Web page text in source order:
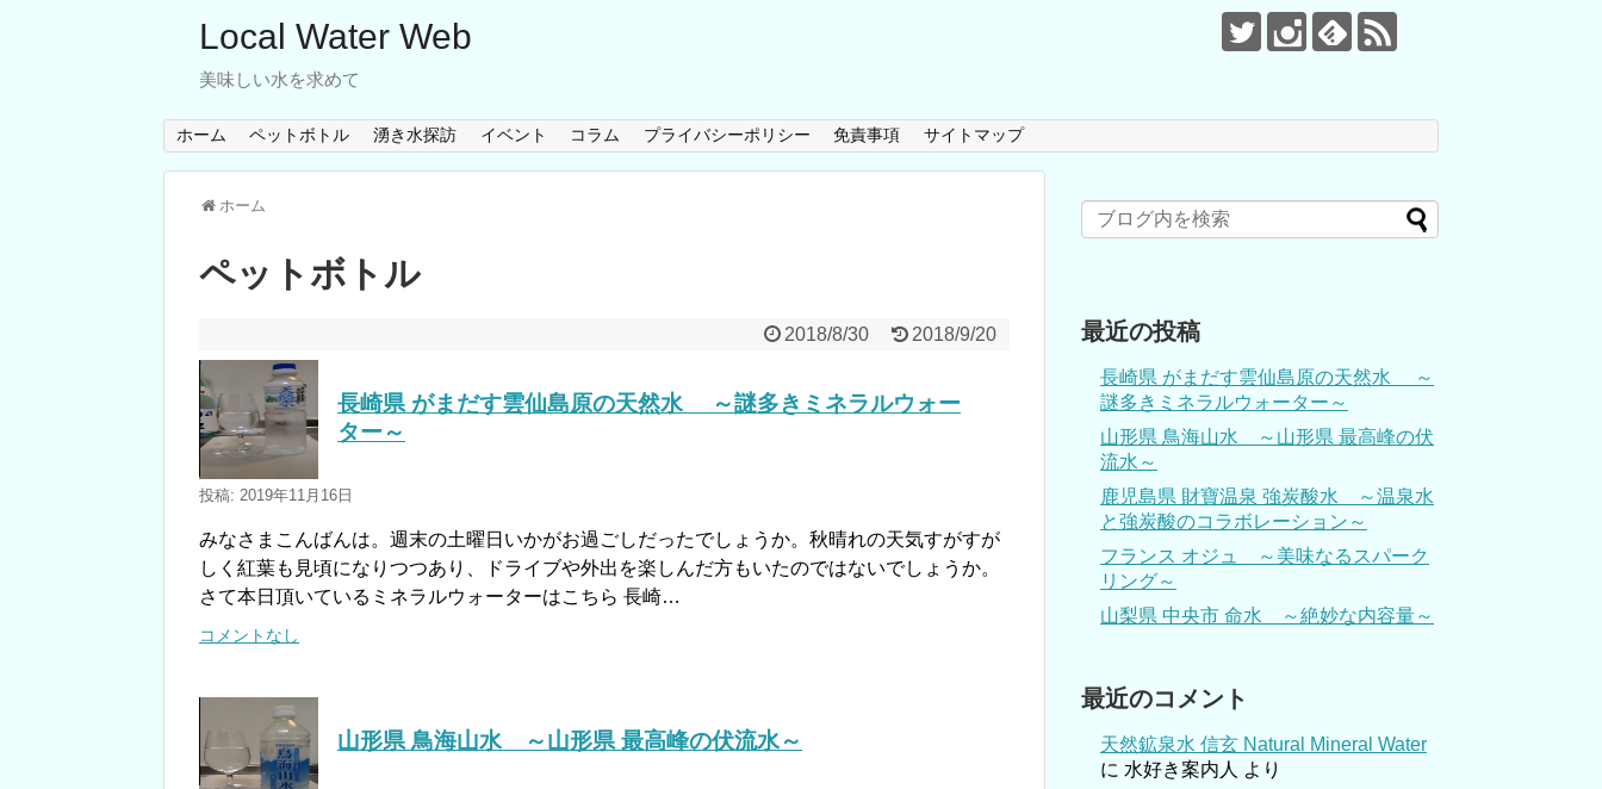
Local Water Web
美味しい水を求めて
ホーム ペットボトル 湧き水探訪 イベント コラム プライバシーポリシー 免責事項 サイトマップ
ホーム
ペットボトル
2018/8/30 2018/9/20
長崎県 がまだす雲仙島原の天然水 ～謎多きミネラルウォー
ター～
投稿: 2019年11月16日
みなさまこんばんは。週末の土曜日いかがお過ごしだったでしょうか。秋晴れの天気すがすが
しく紅葉も見頃になりつつあり、ドライブや外出を楽しんだ方もいたのではないでしょうか。
さて本日頂いているミネラルウォーターはこちら 長崎…
コメントなし
山形県 鳥海山水 ～山形県 最高峰の伏流水～
最近の投稿
長崎県 がまだす雲仙島原の天然水 ～
謎多きミネラルウォーター～
山形県 鳥海山水 ～山形県 最高峰の伏
流水～
鹿児島県 財寶温泉 強炭酸水 ～温泉水
と強炭酸のコラボレーション～
フランス オジュ ～美味なるスパーク
リング～
山梨県 中央市 命水 ～絶妙な内容量～
最近のコメント
天然鉱泉水 信玄 Natural Mineral Water
に 水好き案内人 より